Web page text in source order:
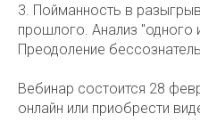
3. Пойманность в
прошлого. Анализ "одного
Преодоление
Вебинар состоится 28
онлайн или приобрести